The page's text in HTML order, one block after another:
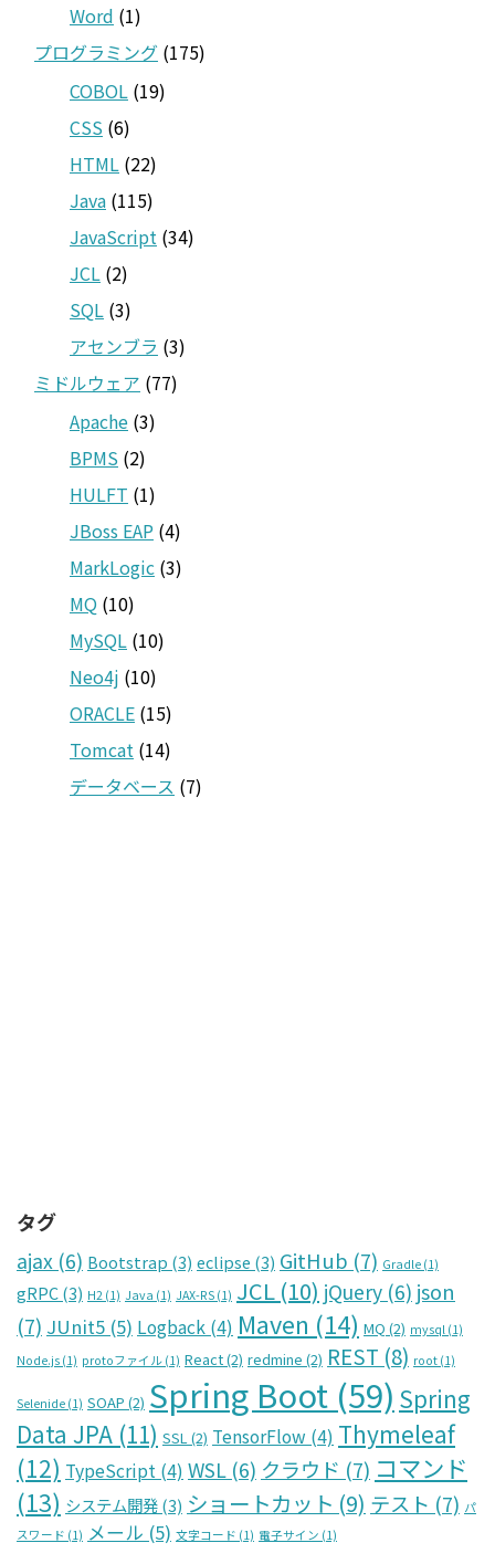
Word (1)
プログラミング (175)
COBOL (19)
CSS (6)
HTML (22)
Java (115)
JavaScript (34)
JCL (2)
SQL (3)
アセンブラ (3)
ミドルウェア (77)
Apache (3)
BPMS (2)
HULFT (1)
JBoss EAP (4)
MarkLogic (3)
MQ (10)
MySQL (10)
Neo4j (10)
ORACLE (15)
Tomcat (14)
データベース (7)
タグ
ajax (6) Bootstrap (3) eclipse (3) GitHub (7) Gradle (1)
gRPC(3) H2 (1) Java (1) JAX-RS (1) JCL (10) jQuery (6) json
(7) JUnit5 (5) Logback (4) Maven (14) MQ (2) mysql (1)
Node.js (1) protoファイル (1) React(2) redmine (2) REST (8) root (1)
Selenide (1) SOAP (2) Spring Boot (59) Spring
Data JPA (11) SSL(2) TensorFlow (4) Thymeleaf
(12) TypeScript (4) WSL (6) クラウド (7) コマンド
(13) システム開発(3) ショートカット (9) テスト (7) パ
スワード (1) メール (5) 文字コード (1) 電子サイン (1)